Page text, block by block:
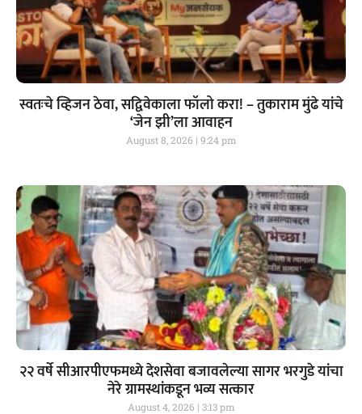
स्वतःचे व्हिजन ठेवा, सद्विवेकाला फॉलो करा! – तुकाराम मुंढे यांचे
‘जेन झी’ला आवाहन
August 8, 2026 9:24 pm
२२ वर्षे सीआरपीएफमध्ये देशसेवा बजावलेल्या सागर भरगुडे यांचा
नेरे ग्रामस्थांकडून भव्य सत्कार
August 4, 2026 3:13 pm